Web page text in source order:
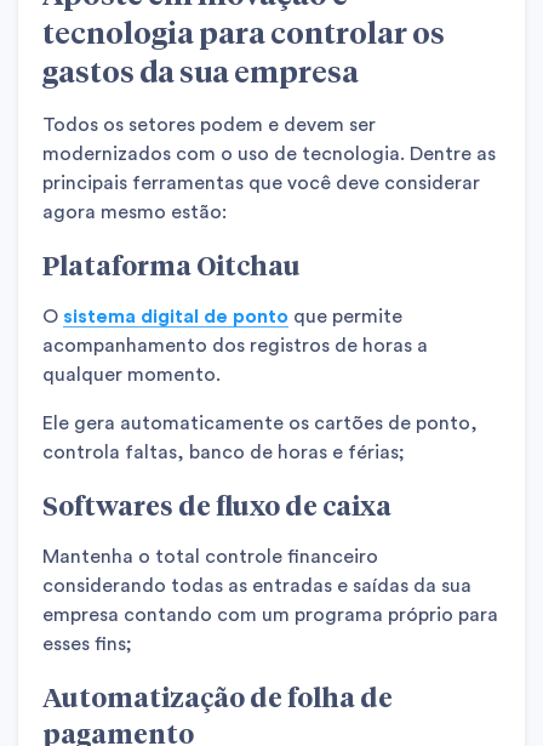
tecnologia para controlar os
gastos da sua empresa
Todos os setores podem e devem ser
modernizados com o uso de tecnologia. Dentre as
principais ferramentas que você deve considerar
agora mesmo estão:
Plataforma Oitchau
O sistema digital de ponto que permite
acompanhamento dos registros de horas a
qualquer momento.
Ele gera automaticamente os cartões de ponto,
controla faltas, banco de horas e férias;
Softwares de fluxo de caixa
Mantenha o total controle financeiro
considerando todas as entradas e saídas da sua
empresa contando com um programa próprio para
esses fins;
Automatização de folha de
pagamento